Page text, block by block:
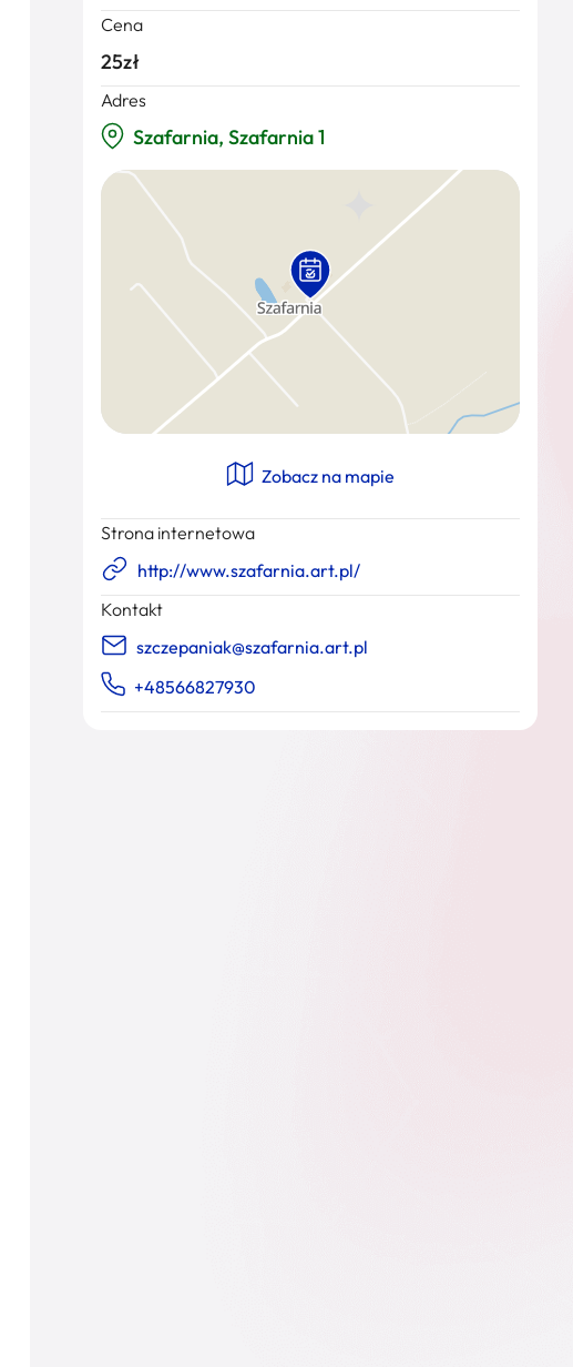
Cena
25zł
Adres
Szafarnia, Szafarnia 1
Zobacz na mapie
Strona internetowa
http://www.szafarnia.art.pl/
Kontakt
szczepaniak@szafarnia.art.pl
+48566827930